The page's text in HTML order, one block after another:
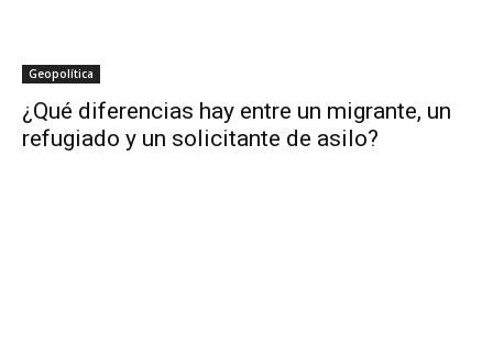
Geopolítica
¿Qué diferencias hay entre un migrante, un
refugiado y un solicitante de asilo?